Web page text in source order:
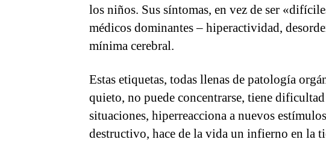
los niños. Sus síntomas, en vez de ser
médicos dominantes – hiperactividad,
mínima cerebral.
Estas etiquetas, todas llenas de patología
quieto, no puede concentrarse, tiene
situaciones, hiperreacciona a nuevos
destructivo, hace de la vida un infierno en la